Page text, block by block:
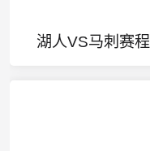
湖人VS马刺赛程